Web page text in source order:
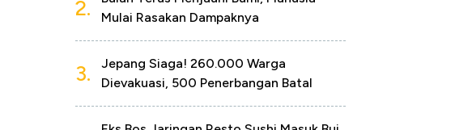
2.
Mulai Rasakan Dampaknya
3.
Jepang Siaga! 260.000 Warga
Dievakuasi, 500 Penerbangan Batal